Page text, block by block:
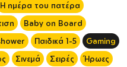
Η ημέρα του πατέρα
Baby on Board
Παιδικά 1-5
Gaming
Σινεμά Σειρές
Ήρωες